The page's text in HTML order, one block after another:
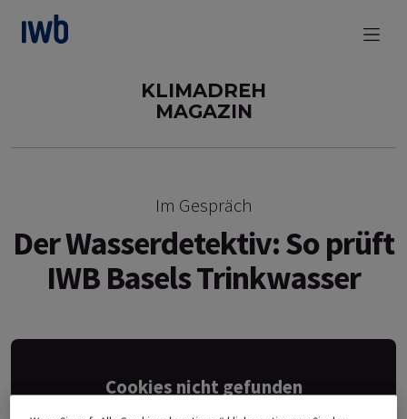
zum Main Content
KLIMADREH
MAGAZIN
Im Gespräch
Der Wasserdetektiv: So prüft
IWB Basels Trinkwasser
Cookies nicht gefunden